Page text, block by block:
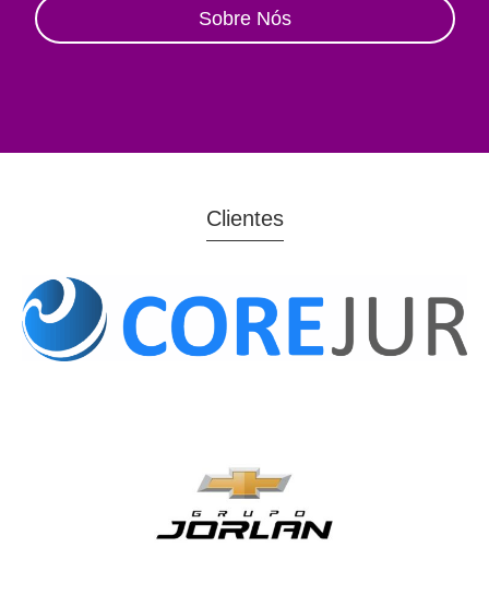
Sobre Nós
Clientes